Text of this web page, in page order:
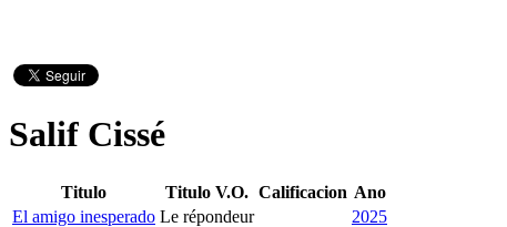
Salif Cissé
Titulo Titulo V.O. Calificacion Ano
El amigo inesperado Le répondeur 2025